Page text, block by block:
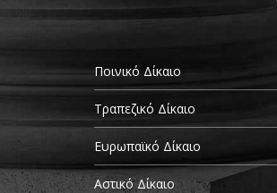
Ποινικό Δίκαιο
Τραπεζικό Δίκαιο
Ευρωπαϊκό Δίκαιο
Αστικό Δίκαιο